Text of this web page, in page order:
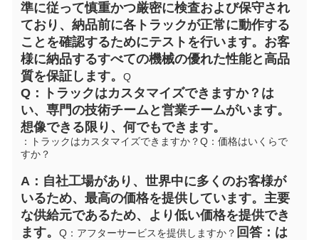
準に従って慎重かつ厳密に検査および保守され
ており、納品前に各トラックが正常に動作する
ことを確認するためにテストを行います。お客
様に納品するすべての機械の優れた性能と高品
質を保証します。
Q
Q：トラックはカスタマイズできますか？ は
い、専門の技術チームと営業チームがいます。
想像できる限り、何でもできます。
：トラックはカスタマイズできますか？Q：価格はいくらで
すか？
A：自社工場があり、世界中に多くのお客様が
いるため、最高の価格を提供しています。主要
な供給元であるため、より低い価格を提供でき
ます。
Q：アフターサービスを提供しますか？ 回答：は